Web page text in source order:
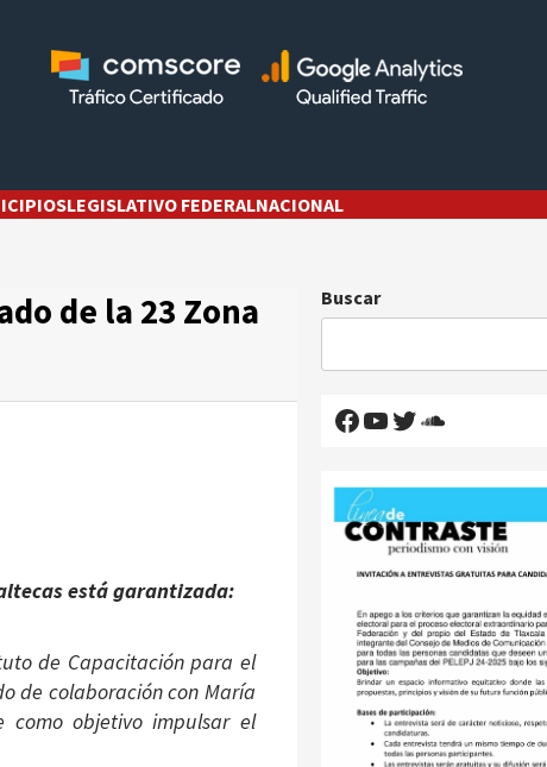
LEGISLATIVO FEDERALNACIONAL
de la 23 Zona
está garantizada:
de Capacitación para el
de colaboración con María
como objetivo impulsar el
Buscar
Facebook
YouTube
Twitter
SoundCloud